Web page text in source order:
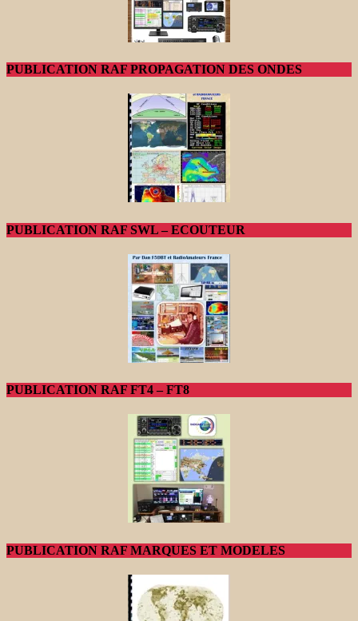
PUBLICATION RAF PROPAGATION DES ONDES
PUBLICATION RAF SWL – ECOUTEUR
PUBLICATION RAF FT4 – FT8
PUBLICATION RAF MARQUES ET MODELES